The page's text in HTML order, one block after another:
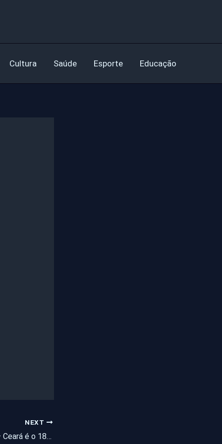
Cultura Saúde Esporte Educação
NEXT
Mapa da Violência – Ceará é o 18º no ranking